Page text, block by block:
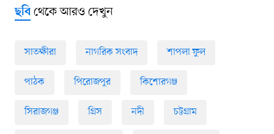
ছবিথেকে আরও দেখুন
সাতক্ষীরা নাগরিক সংবাদ শাপলা ফুল
পাঠক পিরোজপুর কিশোরগঞ্জ
সিরাজগঞ্জ গ্রিস নদী চট্টগ্রাম